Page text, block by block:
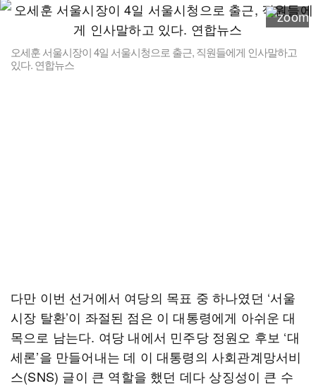
오세훈 서울시장이 4일 서울시청으로 출근, 직원들에게 인사말하고
있다. 연합뉴스
다만 이번 선거에서 여당의 목표 중 하나였던 ‘서울
시장 탈환’이 좌절된 점은 이 대통령에게 아쉬운 대
목으로 남는다. 여당 내에서 민주당 정원오 후보 ‘대
세론’을 만들어내는 데 이 대통령의 사회관계망서비
스(SNS) 글이 큰 역할을 했던 데다 상징성이 큰 수